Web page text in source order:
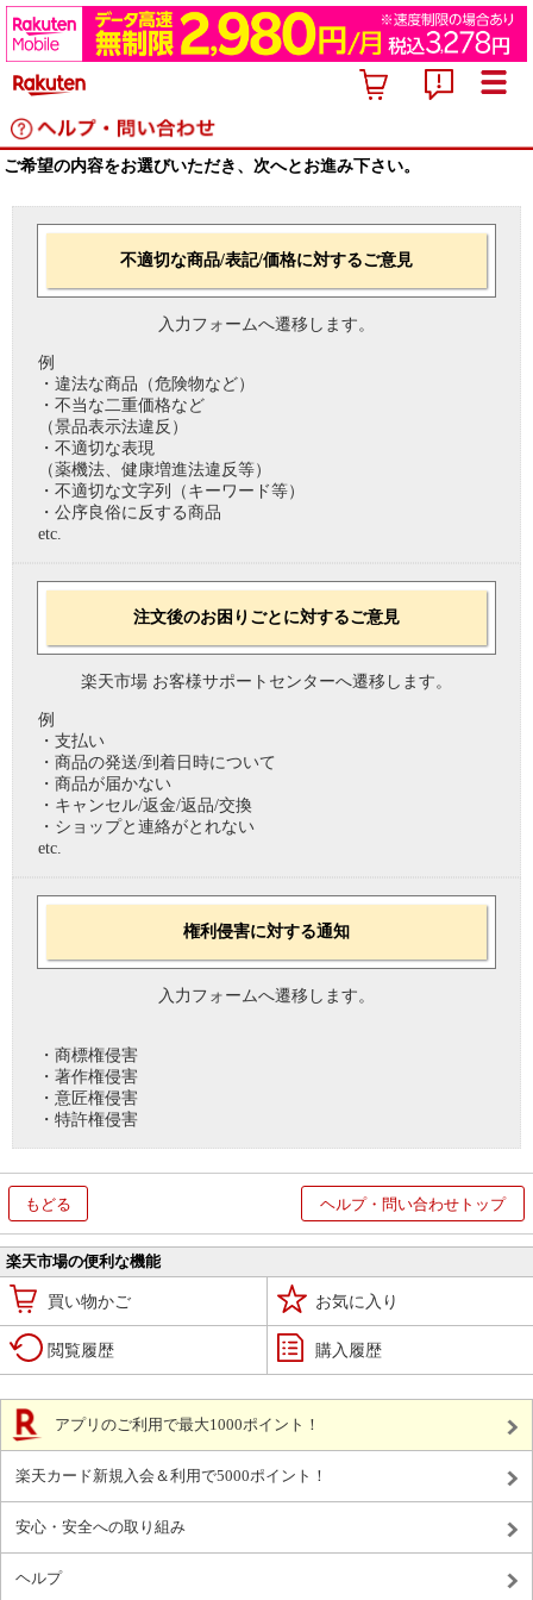
ご希望の内容をお選びいただき、次へとお進み下さい。
不適切な商品/表記/価格に対するご意見
入力フォームへ遷移します。
例
・違法な商品（危険物など）
・不当な二重価格など
（景品表示法違反）
・不適切な表現
（薬機法、健康増進法違反等）
・不適切な文字列（キーワード等）
・公序良俗に反する商品
etc.
注文後のお困りごとに対するご意見
楽天市場 お客様サポートセンターへ遷移します。
例
・支払い
・商品の発送/到着日時について
・商品が届かない
・キャンセル/返金/返品/交換
・ショップと連絡がとれない
etc.
権利侵害に対する通知
入力フォームへ遷移します。
・商標権侵害
・著作権侵害
・意匠権侵害
・特許権侵害
もどる ヘルプ・問い合わせトップ
楽天市場の便利な機能
買い物かご お気に入り
閲覧履歴 購入履歴
アプリのご利用で最大1000ポイント！
楽天カード新規入会＆利用で5000ポイント！
安心・安全への取り組み
ヘルプ